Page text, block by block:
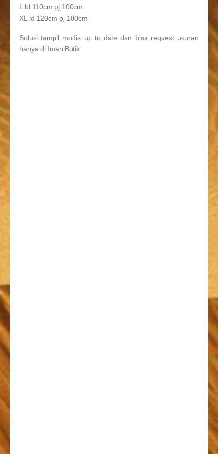
L ld 110cm pj 100cm
XL ld 120cm pj 100cm
Solusi tampil modis up to date dan bisa request ukuran
hanya di ImaniButik